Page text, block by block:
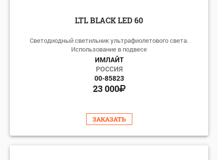
LTL BLACK LED 60
Светодиодный светильник ультрафиолетового света.
Использование в подвесе
ИМЛАЙТ
РОССИЯ
00-85823
23 000
ЗАКАЗАТЬ